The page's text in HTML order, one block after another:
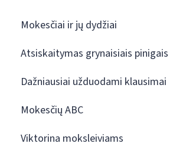
Mokesčiai ir jų dydžiai
Atsiskaitymas grynaisiais pinigais
Dažniausiai užduodami klausimai
Mokesčių ABC
Viktorina moksleiviams